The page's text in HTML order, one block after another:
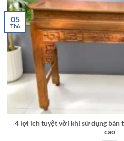
4 lợi ích tuyệt vời khi sử dụng bàn
cao
05
Th6